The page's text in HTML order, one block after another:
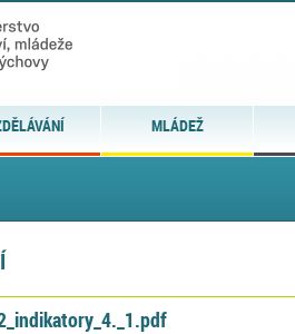
MLÁDEŽ